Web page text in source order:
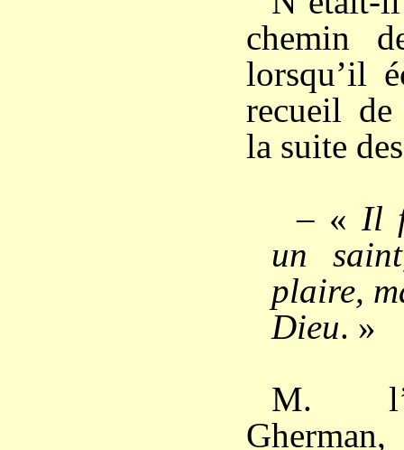
chemin
lorsqu’il
recueil de
la suite
– « Il
un
plaire,
Dieu. »
M.